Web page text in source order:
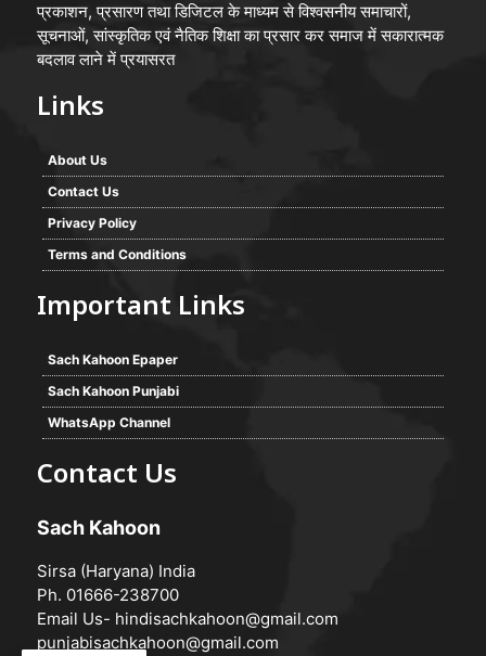
प्रकाशन, प्रसारण तथा डिजिटल के माध्यम से विश्वसनीय समाचारों,
सूचनाओं, सांस्कृतिक एवं नैतिक शिक्षा का प्रसार कर समाज में सकारात्मक
बदलाव लाने में प्रयासरत
Links
About Us
Contact Us
Privacy Policy
Terms and Conditions
Important Links
Sach Kahoon Epaper
Sach Kahoon Punjabi
WhatsApp Channel
Contact Us
Sach Kahoon
Sirsa (Haryana) India
Ph. 01666-238700
Email Us- hindisachkahoon@gmail.com
punjabisachkahoon@gmail.com